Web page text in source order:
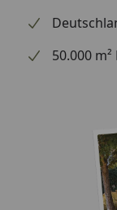
50.000